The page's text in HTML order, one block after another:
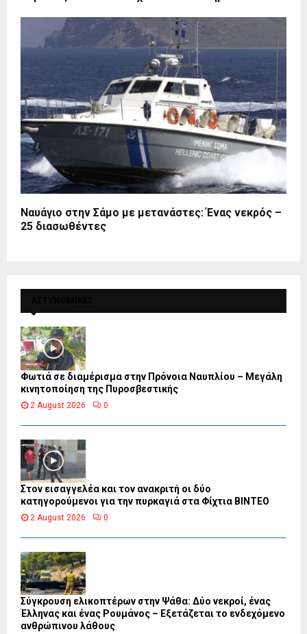
Ναυάγιο στην Σάμο με μετανάστες: Ένας νεκρός –
25 διασωθέντες
Φωτιά σε διαμέρισμα στην Πρόνοια Ναυπλίου – Μεγάλη
κινητοποίηση της Πυροσβεστικής
2 August 2026 0
Στον εισαγγελέα και τον ανακριτή οι δύο
κατηγορούμενοι για την πυρκαγιά στα Φίχτια ΒΙΝΤΕΟ
2 August 2026 0
Σύγκρουση ελικοπτέρων στην Ψάθα: Δύο νεκροί, ένας
Έλληνας και ένας Ρουμάνος – Εξετάζεται το ενδεχόμενο
ανθρώπινου λάθους